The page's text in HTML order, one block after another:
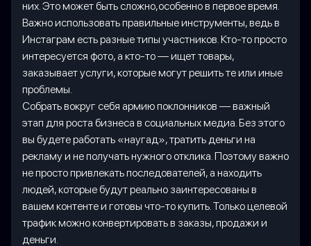
них. Это может быть сложно,особенно в первое время.
Важно использовать правильные инструменты, ведь в
Инстаграм есть разные типы участников. Кто-то просто
интересуется фото, а кто-то — ищет товары,
заказывает услуги, которые могут решить те или иные
проблемы.
Собрать вокруг себя армию поклонников — важный
этап для роста бизнеса в социальных медиа. Без этого
вы будете работать «наугад», тратить деньги на
рекламу и не получать нужного отклика. Поэтому важно
не просто привлекать последователей, а находить
людей, которые будут реально заинтересованы в
вашем контенте и готовы что-то купить. Только целевой
трафик можно конвертировать в заказы, продажи и
деньги.